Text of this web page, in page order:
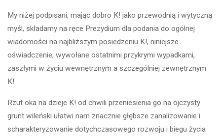
My niżej podpisani, mając dobro K! jako przewodnią i wytyczną
myśl, składamy na ręce Prezydium dla podania do ogólnej
wiadomości na najbliższym posiedzeniu K!, niniejsze
oświadczenie, wywołane ostatnimi przykrymi wypadkami,
zaszłymi w życiu wewnętrznym a szczególniej zewnętrznym
K!
Rzut oka na dzieje K! od chwili przeniesienia go na ojczysty
grunt wileński ułatwi nam znacznie głębsze zanalizowanie i
scharakteryzowanie dotychczasowego rozwoju i biegu życia